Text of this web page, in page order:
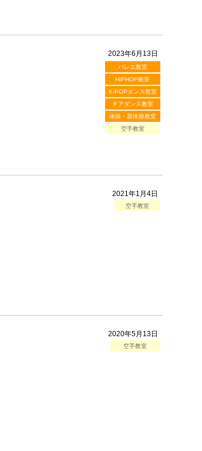
2023年6月13日
バレエ教室
HIPHOP教室
K-POPダンス教室
チアダンス教室
体操・新体操教室
空手教室
2021年1月4日
空手教室
2020年5月13日
空手教室